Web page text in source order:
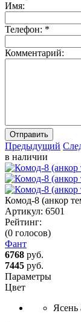
Имя:
Телефон: *
Комментарий:
Отправить
Предыдущий
в наличии
Комод-8 (анкор
Артикул: 6501
Рейтинг:
(0 голосов)
Фант
6768 руб.
7445 руб.
Параметры
Цвет
Ясень